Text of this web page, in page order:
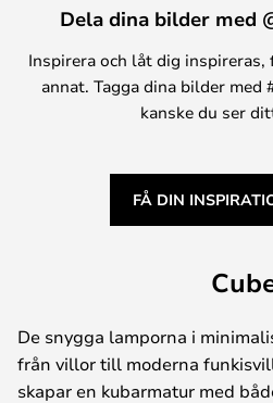
Dela dina bilder med
Inspirera och låt dig
annat. Tagga dina bilder med
kanske du ser
FÅ DIN
De snygga lamporna i
från villor till moderna
skapar en kubarmatur med